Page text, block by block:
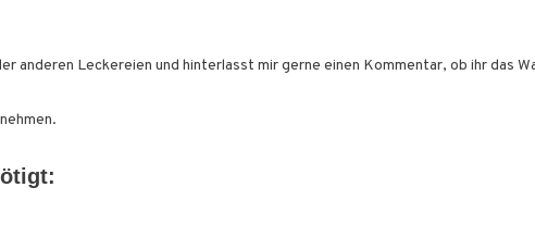
Leckereien und hinterlasst mir gerne einen Kommentar, ob ihr das